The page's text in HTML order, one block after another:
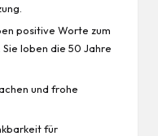
positive Worte zum
loben die 50 Jahre
und frohe
für